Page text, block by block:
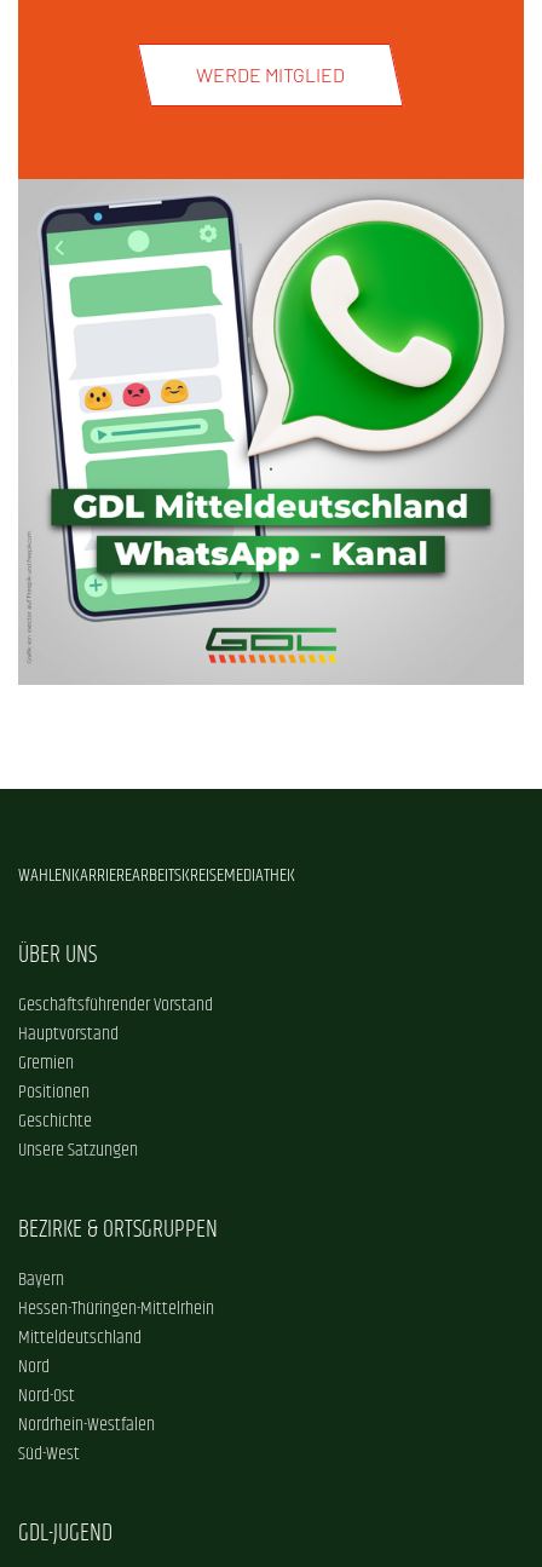
WERDE MITGLIED
WAHLENKARRIEREARBEITSKREISEMEDIATHEK
ÜBER UNS
Geschäftsführender Vorstand
Hauptvorstand
Gremien
Positionen
Geschichte
Unsere Satzungen
BEZIRKE & ORTSGRUPPEN
Bayern
Hessen-Thüringen-Mittelrhein
Mitteldeutschland
Nord
Nord-Ost
Nordrhein-Westfalen
Süd-West
GDL-JUGEND